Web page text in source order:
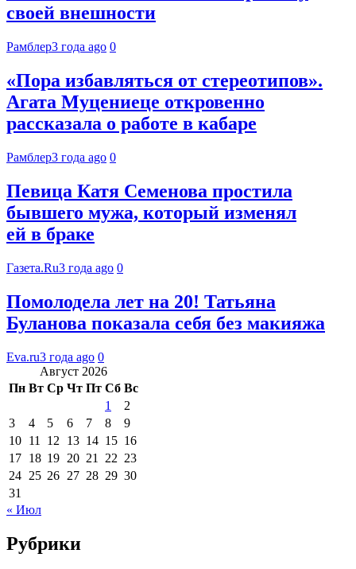
своей внешности
Рамблер3 года ago 0
«Пора избавляться от стереотипов».
Агата Муцениеце откровенно
рассказала о работе в кабаре
Рамблер3 года ago 0
Певица Катя Семенова простила
бывшего мужа, который изменял
ей в браке
Газета.Ru3 года ago 0
Помолодела лет на 20! Татьяна
Буланова показала себя без макияжа
Eva.ru3 года ago 0
Август 2026
Пн Вт Ср Чт Пт Сб Вс
1
2
3
4 5 6 7 8
9
10 11 12 13 14 15 16
17 18 19 20 21 22 23
24 25 26 27 28 29 30
31
« Июл
Рубрики